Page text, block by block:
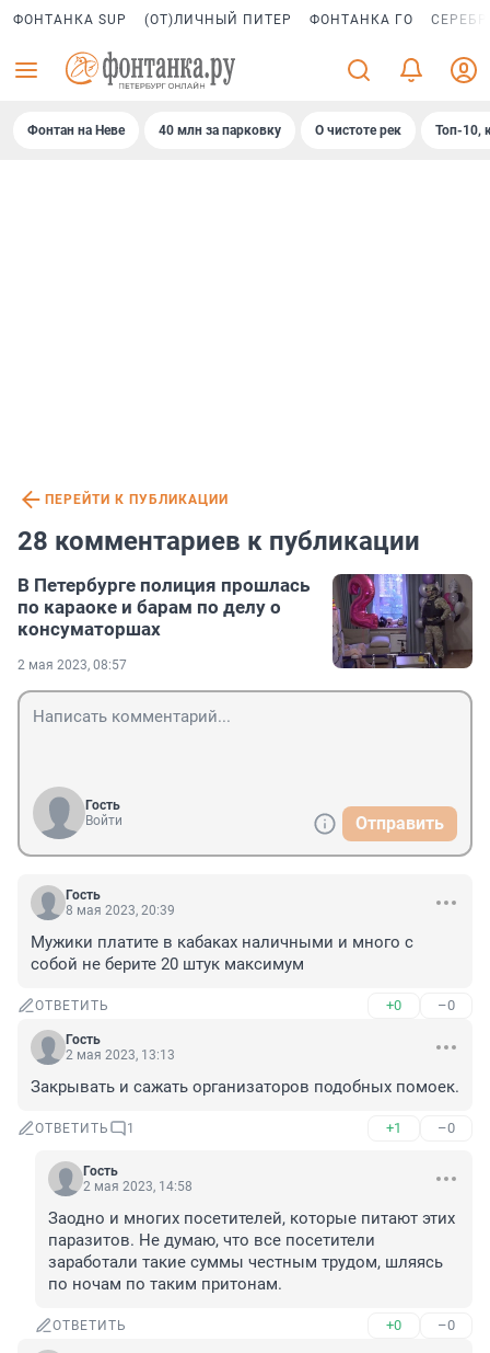
ФОНТАНКА SUP (ОТ)ЛИЧНЫЙ ПИТЕР ФОНТАНКА ГО
Фонтан на Неве 40 млн за парковку О чистоте рек Топ-10,
ПЕРЕЙТИ К ПУБЛИКАЦИИ
28 комментариев к публикации
В Петербурге полиция прошлась
по караоке и барам по делу о
консуматоршах
2 мая 2023, 08:57
Гость
Войти
Отправить
Гость
8 мая 2023, 20:39
Мужики платите в кабаках наличными и много с
собой не берите 20 штук максимум
ОТВЕТИТЬ +0 –0
Гость
2 мая 2023, 13:13
Закрывать и сажать организаторов подобных помоек.
ОТВЕТИТЬ 1 +1 –0
Гость
2 мая 2023, 14:58
Заодно и многих посетителей, которые питают этих
паразитов. Не думаю, что все посетители
заработали такие суммы честным трудом, шляясь
по ночам по таким притонам.
ОТВЕТИТЬ +0 –0